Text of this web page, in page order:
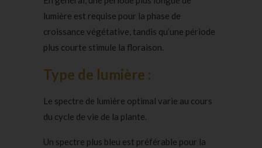
lumière est requise pour la phase de
croissance végétative, tandis qu’une période
plus courte stimule la floraison.
Type de lumière :
Le spectre de lumière optimal varie au cours
du cycle de vie de la plante.
Un spectre plus bleu est préférable pour la